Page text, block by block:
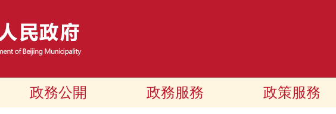
政務公開 政務服務 政策服務